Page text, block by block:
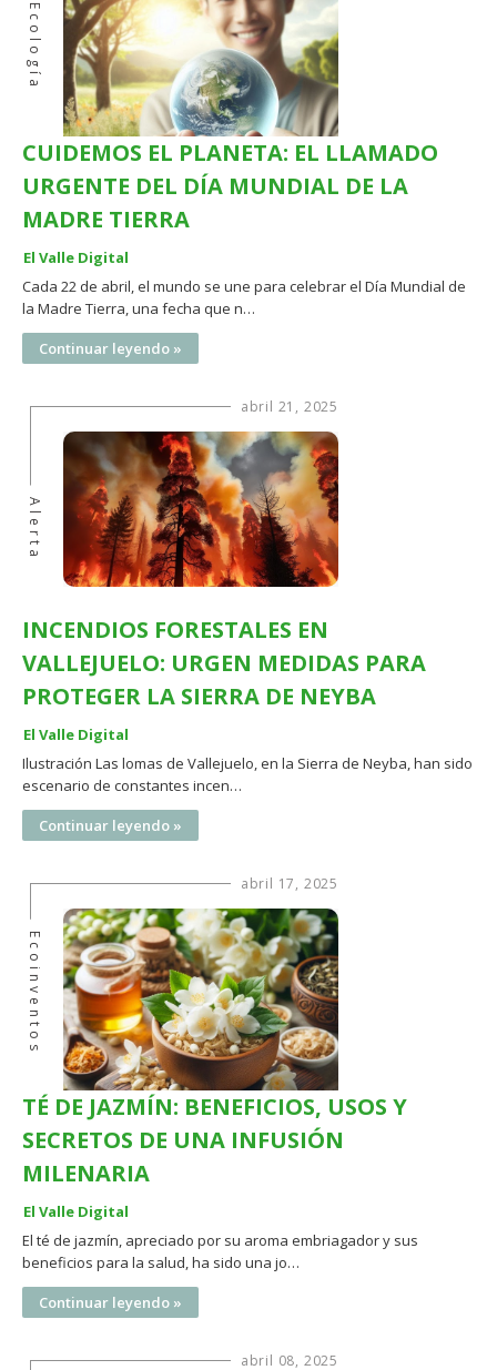
Ecología
CUIDEMOS EL PLANETA: EL LLAMADO
URGENTE DEL DÍA MUNDIAL DE LA
MADRE TIERRA
El Valle Digital
Cada 22 de abril, el mundo se une para celebrar el Día Mundial de
la Madre Tierra, una fecha que n…
Continuar leyendo »
abril 21, 2025
Alerta
INCENDIOS FORESTALES EN
VALLEJUELO: URGEN MEDIDAS PARA
PROTEGER LA SIERRA DE NEYBA
El Valle Digital
Ilustración Las lomas de Vallejuelo, en la Sierra de Neyba, han sido
escenario de constantes incen…
Continuar leyendo »
abril 17, 2025
Ecoinventos
TÉ DE JAZMÍN: BENEFICIOS, USOS Y
SECRETOS DE UNA INFUSIÓN
MILENARIA
El Valle Digital
El té de jazmín, apreciado por su aroma embriagador y sus
beneficios para la salud, ha sido una jo…
Continuar leyendo »
abril 08, 2025